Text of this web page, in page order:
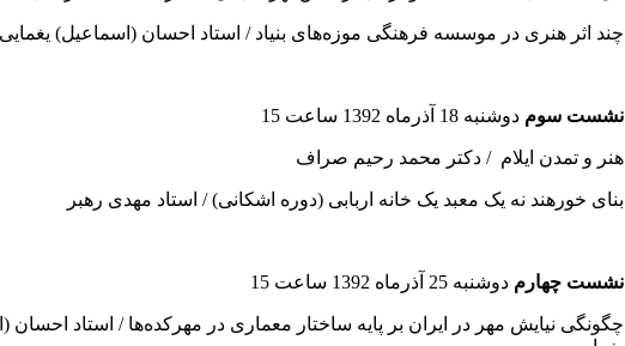
چند اثر هنری در موسسه فرهنگی موزه‌های بنیاد / استاد احسان (اسماعیل) یغمایی
نشست سوم دوشنبه 18 آذرماه 1392 ساعت 15
هنر و تمدن ایلام / دکتر محمد رحیم صراف
بنای خورهند نه یک معبد یک خانه اربابی (دوره اشکانی) / استاد مهدی رهبر
نشست چهارم دوشنبه 25 آذرماه 1392 ساعت 15
چگونگی نیایش مهر در ایران بر پایه ساختار معماری در مهرکده‌ها / استاد احسان